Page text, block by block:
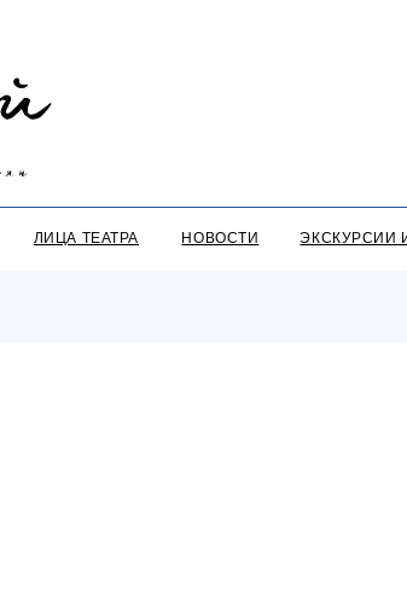
ТЕАТРА НОВОСТИ ЭКСКУРСИИ И ВЫПУСКНЫЕ